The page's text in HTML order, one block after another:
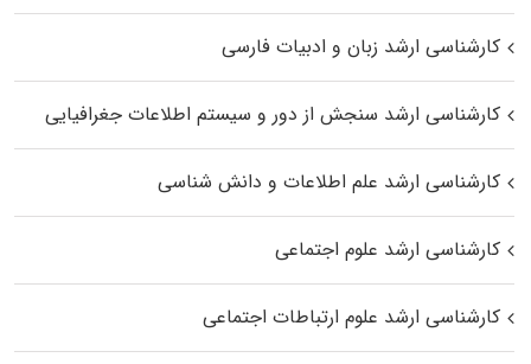
کارشناسی ارشد زبان و ادبیات فارسی
کارشناسی ارشد سنجش از دور و سیستم اطلاعات جغرافیایی
کارشناسی ارشد علم اطلاعات و دانش شناسی
کارشناسی ارشد علوم اجتماعی
کارشناسی ارشد علوم ارتباطات اجتماعی